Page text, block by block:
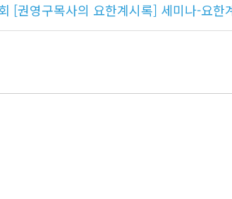
[권영구목사의 요한계시록] 세미나-요한